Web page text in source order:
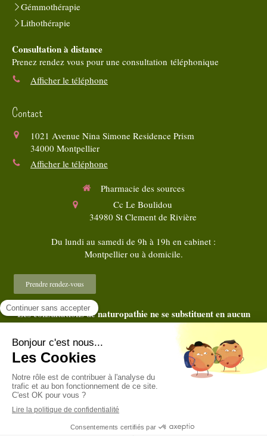
Gémmothérapie
Lithothérapie
Consultation à distance
Prenez rendez vous pour une consultation téléphonique
Afficher le téléphone
Contact
1021 Avenue Nina Simone Residence Prism
34000 Montpellier
Afficher le téléphone
Pharmacie des sources
Cc Le Boulidou
34980 St Clement de Rivière
Du lundi au samedi de 9h à 19h en cabinet :
Montpellier ou à domicile.
Prendre rendez-vous
Les consultations de naturopathie ne se substituent en aucun
cas au diagnostic et au traitement médical
©2018 Christine VIGNY - Naturopathe Montpellier
Création et référencement du site par Simplébo